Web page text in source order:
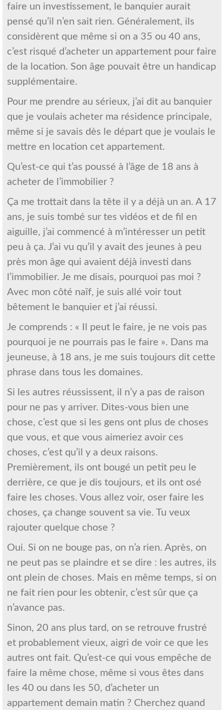
faire un investissement, le banquier aurait
pensé qu’il n’en sait rien. Généralement, ils
considèrent que même si on a 35 ou 40 ans,
c’est risqué d’acheter un appartement pour faire
de la location. Son âge pouvait être un handicap
supplémentaire.
Pour me prendre au sérieux, j’ai dit au banquier
que je voulais acheter ma résidence principale,
même si je savais dès le départ que je voulais le
mettre en location cet appartement.
Qu’est-ce qui t’as poussé à l’âge de 18 ans à
acheter de l’immobilier ?
Ça me trottait dans la tête il y a déjà un an. A 17
ans, je suis tombé sur tes vidéos et de fil en
aiguille, j’ai commencé à m’intéresser un petit
peu à ça. J’ai vu qu’il y avait des jeunes à peu
près mon âge qui avaient déjà investi dans
l’immobilier. Je me disais, pourquoi pas moi ?
Avec mon côté naïf, je suis allé voir tout
bêtement le banquier et j’ai réussi.
Je comprends : « Il peut le faire, je ne vois pas
pourquoi je ne pourrais pas le faire ». Dans ma
jeuneuse, à 18 ans, je me suis toujours dit cette
phrase dans tous les domaines.
Si les autres réussissent, il n’y a pas de raison
pour ne pas y arriver. Dites-vous bien une
chose, c’est que si les gens ont plus de choses
que vous, et que vous aimeriez avoir ces
choses, c’est qu’il y a deux raisons.
Premièrement, ils ont bougé un petit peu le
derrière, ce que je dis toujours, et ils ont osé
faire les choses. Vous allez voir, oser faire les
choses, ça change souvent sa vie. Tu veux
rajouter quelque chose ?
Oui. Si on ne bouge pas, on n’a rien. Après, on
ne peut pas se plaindre et se dire : les autres, ils
ont plein de choses. Mais en même temps, si on
ne fait rien pour les obtenir, c’est sûr que ça
n’avance pas.
Sinon, 20 ans plus tard, on se retrouve frustré
et probablement vieux, aigri de voir ce que les
autres ont fait. Qu’est-ce qui vous empêche de
faire la même chose, même si vous êtes dans
les 40 ou dans les 50, d’acheter un
appartement demain matin ? Cherchez quand